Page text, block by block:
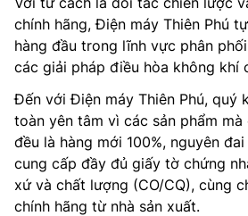
chính hãng, Điện máy Thiên Phú
hàng đầu trong lĩnh vực phân
các giải pháp điều hòa không khí
Đến với Điện máy Thiên Phú, quý
toàn yên tâm vì các sản phẩm
đều là hàng mới 100%, nguyên
cung cấp đầy đủ giấy tờ chứng
xứ và chất lượng (CO/CQ), cùng
chính hãng từ nhà sản xuất.